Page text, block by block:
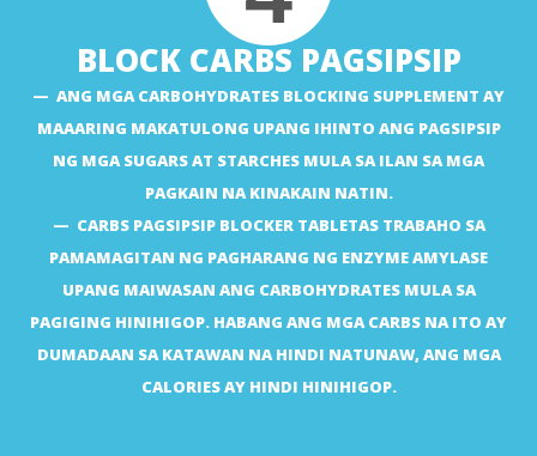
BLOCK CARBS PAGSIPSIP
ANG MGA CARBOHYDRATES BLOCKING SUPPLEMENT AY
MAAARING MAKATULONG UPANG IHINTO ANG PAGSIPSIP
NG MGA SUGARS AT STARCHES MULA SA ILAN SA MGA
PAGKAIN NA KINAKAIN NATIN.
CARBS PAGSIPSIP BLOCKER TABLETAS TRABAHO SA
PAMAMAGITAN NG PAGHARANG NG ENZYME AMYLASE
UPANG MAIWASAN ANG CARBOHYDRATES MULA SA
PAGIGING HINIHIGOP. HABANG ANG MGA CARBS NA ITO AY
DUMADAAN SA KATAWAN NA HINDI NATUNAW, ANG MGA
CALORIES AY HINDI HINIHIGOP.